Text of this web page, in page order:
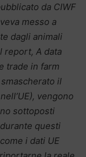
da CIWF
messo a
dagli animali
report, A data
trade in farm
il
vengono
sottoposti
questi
i dati UE